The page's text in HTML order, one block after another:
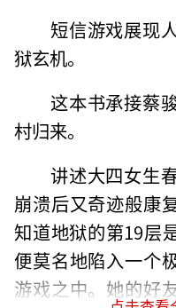
短信游戏展现
狱玄机。
这本书承接蔡
村归来。
讲述大四女生
崩溃后又奇迹般康
知道地狱的第19层
便莫名地陷入一个
游戏之中。她的好